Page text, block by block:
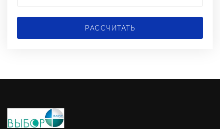
РАССЧИТАТЬ